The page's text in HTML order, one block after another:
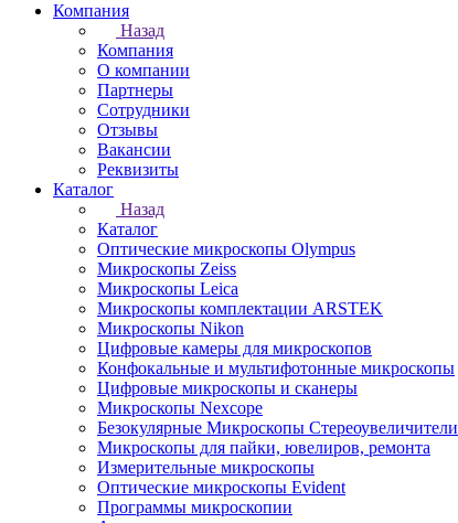
Компания
Назад
Компания
О компании
Партнеры
Сотрудники
Отзывы
Вакансии
Реквизиты
Каталог
Назад
Каталог
Оптические микроскопы Olympus
Микроскопы Zeiss
Микроскопы Leica
Микроскопы комплектации ARSTEK
Микроскопы Nikon
Цифровые камеры для микроскопов
Конфокальные и мультифотонные микроскопы
Цифровые микроскопы и сканеры
Микроскопы Nexcope
Безокулярные Микроскопы Стереоувеличители
Микроскопы для пайки, ювелиров, ремонта
Измерительные микроскопы
Оптические микроскопы Evident
Программы микроскопии